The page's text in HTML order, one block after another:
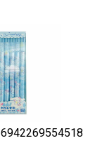
6942269554518 – כלי כתיבה